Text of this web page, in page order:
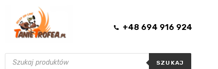
+48 694 916 924
SZUKAJ